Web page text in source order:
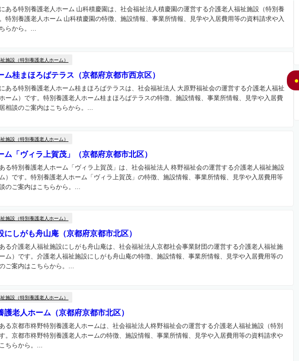
ある特別養護老人ホーム 山科積慶園は、社会福祉法人積慶園の運営する介護老人福祉施設（特別養
特別養護老人ホーム 山科積慶園の特徴、施設情報、事業所情報、見学や入居費用等の資料請求や入
らから。...
施設（特別養護老人ホーム）
ム桂まほろばテラス（京都府京都市西京区）
ある特別養護老人ホーム桂まほろばテラスは、社会福祉法人 大原野福祉会の運営する介護老人福祉
ーム）です。特別養護老人ホーム桂まほろばテラスの特徴、施設情報、事業所情報、見学や入居費
相談のご案内はこちらから。...
施設（特別養護老人ホーム）
ム「ヴィラ上賀茂」（京都府京都市北区）
る特別養護老人ホーム「ヴィラ上賀茂」は、社会福祉法人 柊野福祉会の運営する介護老人福祉施設
）です。特別養護老人ホーム「ヴィラ上賀茂」の特徴、施設情報、事業所情報、見学や入居費用等
のご案内はこちらから。...
施設（特別養護老人ホーム）
にしがも舟山庵（京都府京都市北区）
る介護老人福祉施設にしがも舟山庵は、社会福祉法人京都社会事業財団の運営する介護老人福祉施
ム）です。介護老人福祉施設にしがも舟山庵の特徴、施設情報、事業所情報、見学や入居費用等の
ご案内はこちらから。...
施設（特別養護老人ホーム）
護老人ホーム（京都府京都市北区）
る京都市柊野特別養護老人ホームは、社会福祉法人柊野福祉会の運営する介護老人福祉施設（特別
。京都市柊野特別養護老人ホームの特徴、施設情報、事業所情報、見学や入居費用等の資料請求や
ちらから。...